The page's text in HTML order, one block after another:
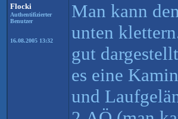
Flocki
Authentifizierter
Benutzer
16.08.2005 13:32
Man kann
unten
gut
es eine
und